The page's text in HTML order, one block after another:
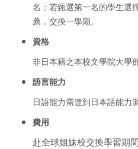
名；若甄選第一名的學生選
薦，交換一學期。
資格
非日本籍之本校文學院大學
語言能力
日語能力需達到日本語能力
費用
赴全球姐妹校交換學習期